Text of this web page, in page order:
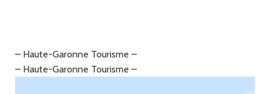
– Haute-Garonne Tourisme –
– Haute-Garonne Tourisme –